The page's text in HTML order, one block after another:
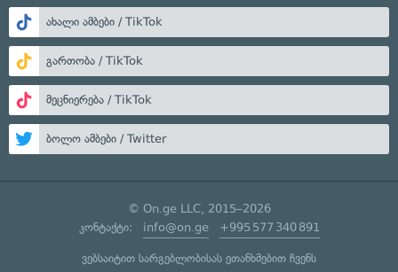
ახალი ამბები / TikTok
გართობა / TikTok
მეცნიერება / TikTok
ბოლო ამბები / Twitter
© On.ge LLC, 2015–2026
კონტაქტი: info@on.ge +995 577 340 891
ვებსაიტით სარგებლობისას ეთანხმებით ჩვენს